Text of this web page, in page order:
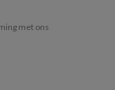
met ons